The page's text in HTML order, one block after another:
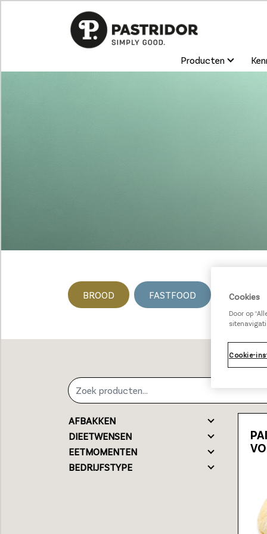
Producten
BROOD FASTFOOD HARTIG
AFBAKKEN
DIEETWENSEN
EETMOMENTEN
BEDRIJFSTYPE
Cookies
Door op
Cookie-